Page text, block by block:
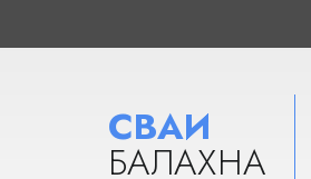
СВАИ
БАЛАХНА